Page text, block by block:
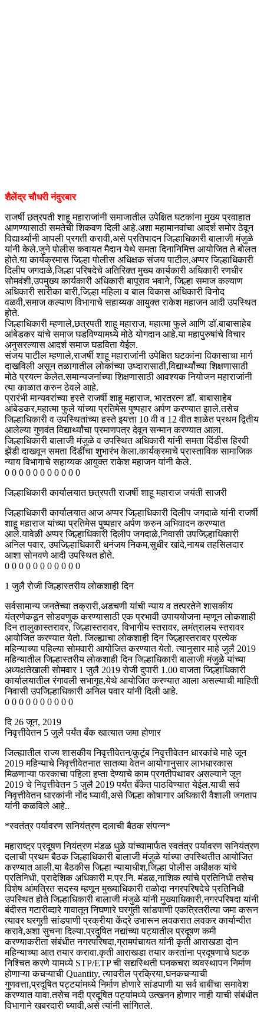
शैलेंद्र चौधरी नंदुरबार
राजर्षी छत्रपती शाहू महाराजांनी समाजातील उपेक्षित घटकांना मुख्य प्रवाहात
आणण्यासाठी समतेची शिकवण दिली आहे.अशा महामानवांचा आदर्श समोर ठेवून
विद्यार्थ्यांनी आपली प्रगती करावी,असे प्रतिपादन जिल्हाधिकारी बालाजी मंजुळे
यांनी केले.जुने पोलीस कवायत मैदान येथे समता दिनानिमित्त आयोजित ते बोलत
होते.या कार्यक्रमास जिल्हा पोलीस अधिक्षक संजय पाटील,अप्पर जिल्हाधिकारी
दिलीप जगदाळे,जिल्हा परिषदेचे अतिरिक्त मुख्य कार्यकारी अधिकारी रणधीर
सोमवंशी,उपमुख्य कार्यकारी अधिकारी बापूराव भवाने, जिल्हा समाज कल्याण
अधिकारी सारीका बारी,जिल्हा महिला व बाल विकास अधिकारी विनोद
वळवी,समाज कल्याण विभागाचे सहाय्यक आयुक्त राकेश महाजन आदी उपस्थित
होते.
जिल्हाधिकारी म्हणाले,छत्रपती शाहू महाराज, महात्मा फुले आणि डॉ.बाबासाहेब
आंबेडकर यांचे समाज घडविण्यामध्ये मोठे योगदान आहे.या महापुरुषांचे विचार
अनुसरल्यास आदर्श समाज घडविता येईल.
संजय पाटील म्हणाले,राजर्षी शाहू महाराजांनी उपेक्षित घटकांना विकासाचा मार्ग
दाखविली असून तळागातील लोकांच्या उध्दारासाठी,विद्यार्थ्यांच्या शिक्षणासाठी
मोठे प्रयत्न केलेत.समान्यजनांच्या शिक्षणासाठी आवश्यक नियोजन महाराजांनी
त्या काळात करुन ठेवले आहे.
प्रारंभी मान्यवरांच्या हस्ते राजर्षी शाहू महाराज, भारतरत्न डॉ. बाबासाहेब
आंबेडकर,महात्मा फुले यांच्या प्रतिमेस पुष्पहार अर्पण करण्यात झाले.तसेच
जिल्हाधिकारी व उपस्थितांच्या हस्ते इयत्ता 10 वी व 12 वीत शाळेत प्रथम द्वितीय
आलेल्या गुणवंत विद्यार्थ्यांचा प्रमाणपत्र देवून सन्मान करण्यात आला.
जिल्हाधिकारी बालाजी मंजुळे व उपस्थित अधिकारी यांनी समता दिंडीस हिरवी
झेंडी दाखवून समता दिंडींचा शुभारंभ केला.कार्यक्रमाचे प्रास्ताविक सामाजिक
न्याय विभागाचे सहाय्यक आयुक्त राकेश महाजन यांनी केले.
0 0 0 0 0 0 0 0 0 0 0
जिल्हाधिकारी कार्यालयात छत्रपती राजर्षी शाहू महाराज जयंती साजरी
जिल्हाधिकारी कार्यालयात आज अप्पर जिल्हाधिकारी दिलीप जगदाळे यांनी राजर्षी
शाहू महाराज यांच्या प्रतिमेस पुष्पहार अर्पण करुन अभिवादन करण्यात
आले.यावेळी अप्पर जिल्हाधिकारी दिलीप जगदाळे,निवासी उपजिल्हाधिकारी
अनिल पवार, उपजिल्हाधिकारी धनंजय निकम,सुधीर खांदे,नायब तहसिलदार
आशा सोनवणे आदी उपस्थित होते.
0 0 0 0 0 0 0 0 0 0 0
1 जुलै रोजी जिल्हास्तरीय लोकशाही दिन
सर्वसामान्य जनतेच्या तक्रारी,अडचणी यांची न्याय व तत्परतेने शासकीय
यंत्रणेकडून सोडवणुक करण्यासाठी एक प्रभावी उपाययोजना म्हणून लोकशाही
दिन तालुकास्तरावर, जिल्हास्तरावर, विभागीय स्तरावर, लमंत्रालय स्तरावर
आयोजित करण्यात येतो. जिल्ह्याचा लोकशाही दिन जिल्हास्तरावर प्रत्येक
महिन्याच्या पहिल्या सोमवारी आयोजित करण्यात येतो. त्यानुसार माहे जुलै 2019
महिन्यातील जिल्हास्तरीय लोकशाही दिन जिल्हाधिकारी बालाजी मंजुळे यांच्या
अध्यक्षतेखाली सोमवार 1 जुलै 2019 रोजी दुपारी 1.00 वाजता जिल्हाधिकारी
कार्यालयातील रंगावली सभागृह,येथे आयोजित करण्यात आला असल्याची माहिती
निवासी उपजिल्हाधिकारी अनिल पवार यांनी दिली आहे.
0 0 0 0 0 0 0 0 0 0
दि 26 जून, 2019
निवृत्तीवेतन 5 जुलै पर्यंत बँक खात्यात जमा होणार
जिल्ह्यातील राज्य शासकीय निवृत्तीवेतन/कुटूंब निवृत्तीवेतन धारकांचे माहे जून
2019 महिन्याचे निवृत्तीवेतनात सातव्या वेतन आयोगानुसार लाभधारकास
मिळणाऱ्या फरकाचा पहिला हप्ता देण्याचे काम प्रगतीपथावर असल्याने जून
2019 चे निवृत्तीवेतन 5 जुलै 2019 पर्यंत बँकेत पाठविण्यात येईल.याची सर्व
निवृत्तीवेतन धारकांनी नोंद घ्यावी,असे जिल्हा कोषागार अधिकारी वैशाली जगताप
यांनी कळविले आहे..
*स्वतंत्र पर्यावरण सनियंत्रण दलाची बैठक संपन्न*
महाराष्ट्र प्रदूषण नियंत्रण मंडळ धुळे यांच्यामार्फत स्वतंत्र पर्यावरण सनियंत्रण
दलाची प्रथम बैठक जिल्हाधिकारी बालाजी मंजुळे यांच्या उपस्थितीत आयोजित
करण्यात आली.या बैठकीस जिल्हा न्यायाधीश,जिल्हा पोलीस अधीक्षक यांचे
प्रतिनिधी, प्रादेशिक अधिकारी म.प्र.नि. मंडळ,नाशिक त्यांचे प्रतिनिधी तसेच
विशेष आंमत्रित सदस्य म्हणून मुख्याधिकारी तळोदा नगरपरिषदेचे प्रतिनिधी
उपस्थित होते जिल्हाधिकारी बालाजी मंजुळे यांनी मुख्याधिकारी,नगरपरिषदा यांनी
बंदीस्त गटारीव्दारे गावातून निघणारे घरगुती सांडपाणी एकत्रितरीत्या जमा करून
त्यावर घरगुती सांडपाणी प्रक्रीया केंद्रे उभारून लवकरात लवकर कार्यान्वीत
करावे,अशा सुचना दिल्या.प्रदुषित नद्यांच्या पट्यातील प्रदूषण कमी
करण्याकरीता संबंधीत नगरपरिषदा,ग्रामपंचायत यांनी कृती आराखडा दोन
महिन्याच्या आत तयार करावा.कृती आराखडा तयार करतांना प्रदूषणाचे घटक
निश्चित करणे यामध्ये STP/ETP ची सद्यस्थिती घनकचरा व्यवस्थापन निर्माण
होणाऱ्या कचऱ्याची Quantity, त्यावरील प्रक्रिया,घनकचऱ्याची
गुणवत्ता,प्रदूषित पट्टयांमध्ये निर्माण होणारे सांडपाणी या सर्व बाबींचा समावेश
करण्यात यावा.तसेच नदी प्रदूषित पट्यांमध्ये उत्खनन होणार नाही याची संबंधीत
विभागाने खबरदारी घ्यावी,असे त्यांनी सांगितले.